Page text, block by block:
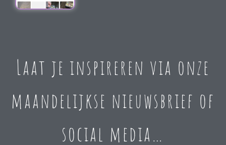
Laat je inspireren via onze
maandelijkse nieuwsbrief of
social media…